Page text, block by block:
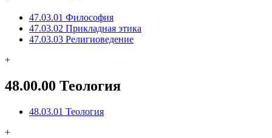
47.03.01 Философия
47.03.02 Прикладная этика
47.03.03 Религиоведение
+
48.00.00 Теология
48.03.01 Теология
+